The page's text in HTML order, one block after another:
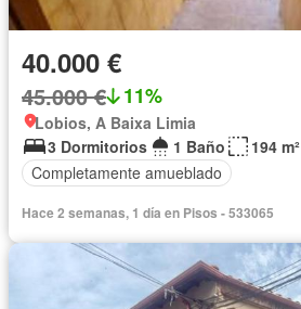
40.000 €
45.000 € 11%
Lobios, A Baixa Limia
3 Dormitorios
1 Baño
194 m²
Completamente amueblado
Hace 2 semanas, 1 día en Pisos - 533065